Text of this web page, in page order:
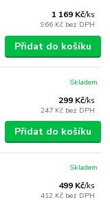
1 169 Kč/ks
966 Kč bez DPH
Přidat do košíku
299 Kč/ks
247 Kč bez DPH
Skladem
Přidat do košíku
499 Kč/ks
412 Kč bez DPH
Skladem